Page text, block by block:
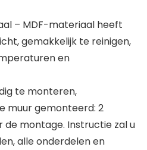
– MDF-materiaal heeft
gemakkelijk te reinigen,
en
te monteren,
muur gemonteerd: 2
de montage. Instructie zal u
alle onderdelen en